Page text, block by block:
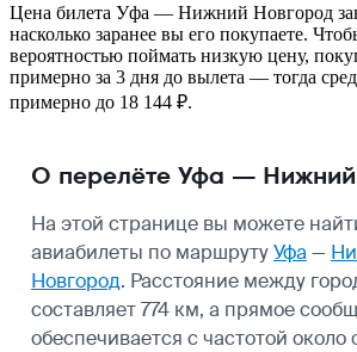
Цена билета Уфа — Нижний Новгород
насколько заранее вы его покупаете.
вероятностью поймать низкую цену,
примерно за 3 дня до вылета — тогда
примерно до 18 144 ₽.
О перелёте Уфа —
На этой странице вы можете
авиабилеты по маршрутуУфа —
Новгород. Расстояние между
составляет 774 км, а прямое
обеспечивается с частотой около